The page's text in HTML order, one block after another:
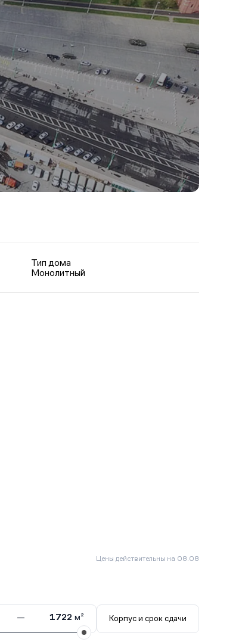
Тип дома
Монолитный
Цены действительны на 08.08
— 1722 м² Корпус и срок сдачи